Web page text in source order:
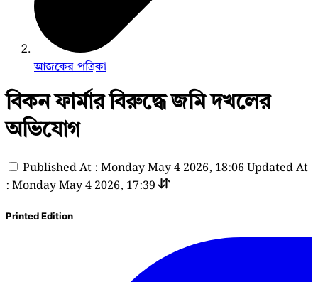
আজকের পত্রিকা
বিকন ফার্মার বিরুদ্ধে জমি দখলের
অভিযোগ
Published At : Monday May 4 2026, 18:06 Updated At
: Monday May 4 2026, 17:39
Printed Edition